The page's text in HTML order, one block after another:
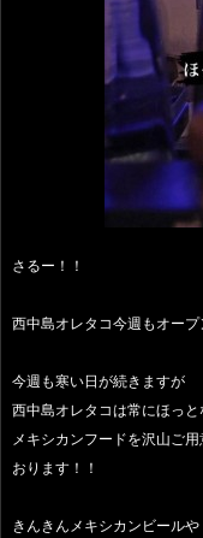
さるー！！
西中島オレタコ今週もオープ
今週も寒い日が続きますが
西中島オレタコは常にほっと
メキシカンフードを沢山ご用
おります！！
きんきんメキシカンビールや